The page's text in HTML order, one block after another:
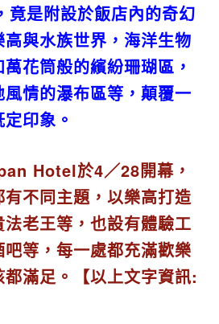
是附設於飯店內的奇幻
與水族世界，海洋生物
花筒般的繽紛珊瑚區，
情的瀑布區等，顛覆一
印象。
Hotel於4／28開幕，
不同主題，以樂高打造
老王等，也設有體驗工
等，每一處都充滿歡樂
滿足。【以上文字資訊: